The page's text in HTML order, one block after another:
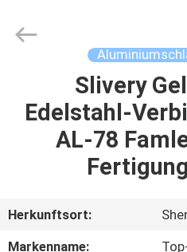
HAUSE
PRODUKTE
ÜBER
UNS
Ltd..
Slivery
Edelstahl-
AL-78
Herkunftsort:
Markenname: